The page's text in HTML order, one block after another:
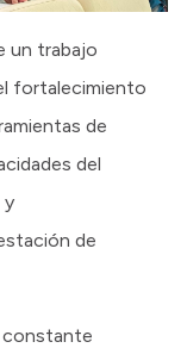
un trabajo
fortalecimiento
de
del
y
de
constante